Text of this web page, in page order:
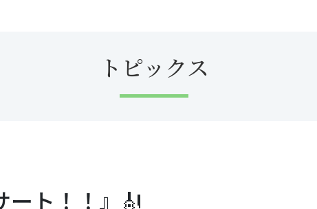
トピックス
ート！！』🎻